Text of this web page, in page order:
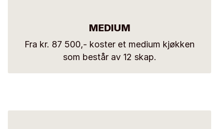
MEDIUM
Fra kr. 87 500,- koster et medium kjøkken
som består av 12 skap.